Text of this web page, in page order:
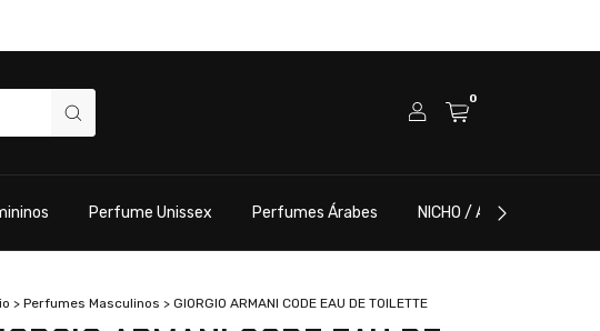
0
Perfume Unissex Perfumes Árabes NICHO / ALTA
> Perfumes Masculinos > GIORGIO ARMANI CODE EAU DE TOILETTE